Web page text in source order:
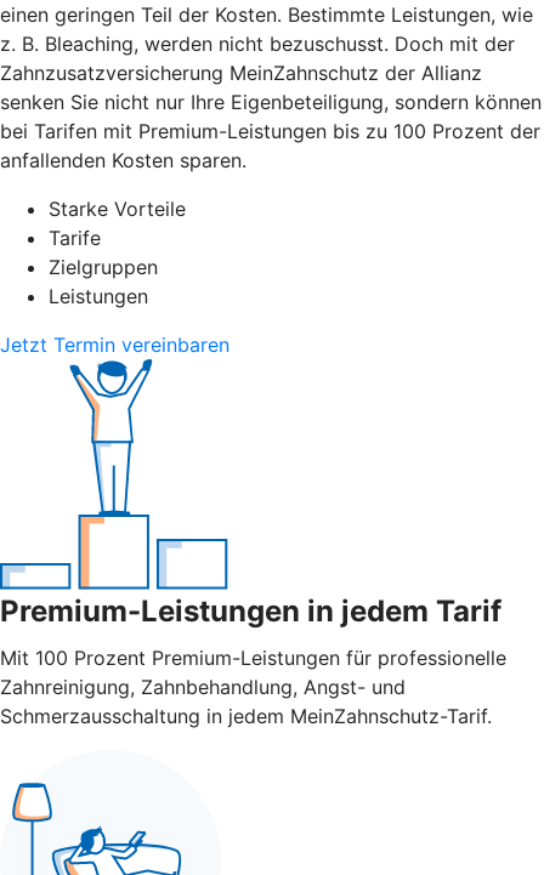
einen geringen Teil der Kosten. Bestimmte Leistungen, wie
z. B. Bleaching, werden nicht bezuschusst. Doch mit der
Zahnzusatzversicherung MeinZahnschutz der Allianz
senken Sie nicht nur Ihre Eigenbeteiligung, sondern können
bei Tarifen mit Premium-Leistungen bis zu 100 Prozent der
anfallenden Kosten sparen.
Starke Vorteile
Tarife
Zielgruppen
Leistungen
Jetzt Termin vereinbaren
Premium-Leistungen in jedem Tarif
Mit 100 Prozent Premium-Leistungen für professionelle
Zahnreinigung, Zahnbehandlung, Angst- und
Schmerzausschaltung in jedem MeinZahnschutz-Tarif.